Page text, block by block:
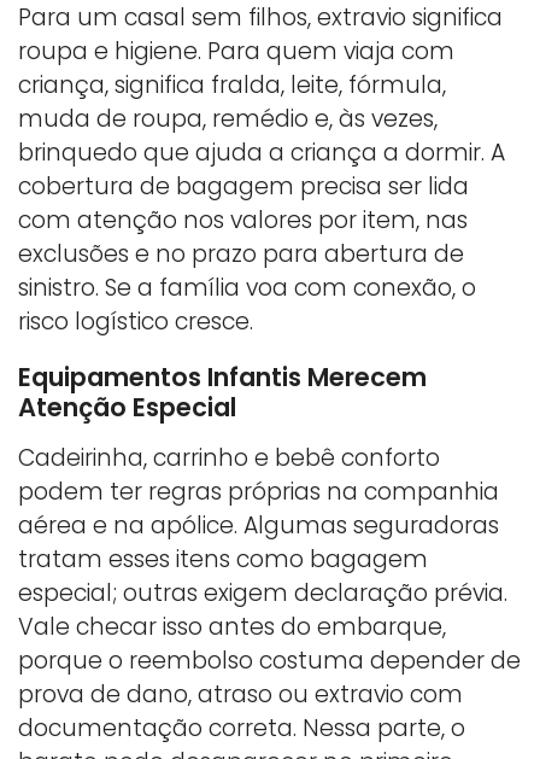
Para um casal sem filhos, extravio significa
roupa e higiene. Para quem viaja com
criança, significa fralda, leite, fórmula,
muda de roupa, remédio e, às vezes,
brinquedo que ajuda a criança a dormir. A
cobertura de bagagem precisa ser lida
com atenção nos valores por item, nas
exclusões e no prazo para abertura de
sinistro. Se a família voa com conexão, o
risco logístico cresce.
Equipamentos Infantis Merecem
Atenção Especial
Cadeirinha, carrinho e bebê conforto
podem ter regras próprias na companhia
aérea e na apólice. Algumas seguradoras
tratam esses itens como bagagem
especial; outras exigem declaração prévia.
Vale checar isso antes do embarque,
porque o reembolso costuma depender de
prova de dano, atraso ou extravio com
documentação correta. Nessa parte, o